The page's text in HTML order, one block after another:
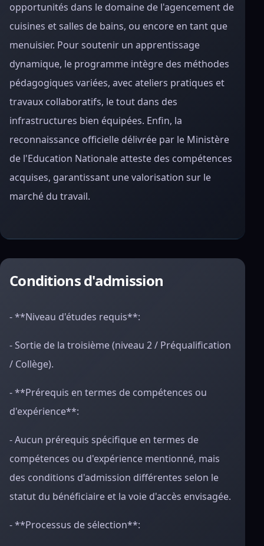
opportunités dans le domaine de l'agencement de
cuisines et salles de bains, ou encore en tant que
menuisier. Pour soutenir un apprentissage
dynamique, le programme intègre des méthodes
pédagogiques variées, avec ateliers pratiques et
travaux collaboratifs, le tout dans des
infrastructures bien équipées. Enfin, la
reconnaissance officielle délivrée par le Ministère
de l'Education Nationale atteste des compétences
acquises, garantissant une valorisation sur le
marché du travail.
Conditions d'admission
- **Niveau d'études requis**:
- Sortie de la troisième (niveau 2 / Préqualification
/ Collège).
- **Prérequis en termes de compétences ou
d'expérience**:
- Aucun prérequis spécifique en termes de
compétences ou d'expérience mentionné, mais
des conditions d'admission différentes selon le
statut du bénéficiaire et la voie d'accès envisagée.
- **Processus de sélection**: